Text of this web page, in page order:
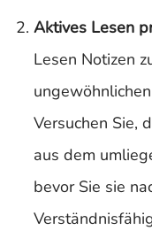
Aktives Lesen
Lesen Notizen
Versuchen Sie,
aus dem
bevor Sie sie